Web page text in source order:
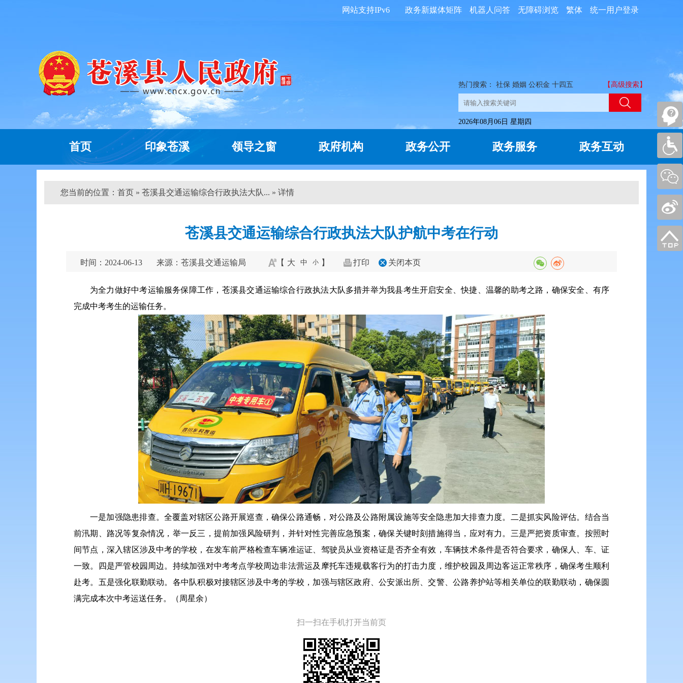
统一用户登录
繁体
无障碍浏览
机器人问答
政务新媒体矩阵
网站支持IPv6
热门搜索： 社保 婚姻 公积金 十四五 【高级搜索】
2026年08月06日 星期四
首页 印象苍溪 领导之窗 政府机构 政务公开 政务服务 政务互动
您当前的位置： 首页 » 苍溪县交通运输综合行政执法大队... » 详情
苍溪县交通运输综合行政执法大队护航中考在行动
时间：2024-06-13 来源：苍溪县交通运输局 【 大 中 小 】 打印 关闭本页
为全力做好中考运输服务保障工作，苍溪县交通运输综合行政执法大队多措并举为我县考生开启安全、快捷、温馨的助考之路，确保安全、有序
完成中考考生的运输任务。
一是加强隐患排查。全覆盖对辖区公路开展巡查，确保公路通畅，对公路及公路附属设施等安全隐患加大排查力度。二是抓实风险评估。结合当
前汛期、路况等复杂情况，举一反三，提前加强风险研判，并针对性完善应急预案，确保关键时刻措施得当，应对有力。三是严把资质审查。按照时
间节点，深入辖区涉及中考的学校，在发车前严格检查车辆准运证、驾驶员从业资格证是否齐全有效，车辆技术条件是否符合要求，确保人、车、证
一致。四是严管校园周边。持续加强对中考考点学校周边非法营运及摩托车违规载客行为的打击力度，维护校园及周边客运正常秩序，确保考生顺利
赴考。五是强化联勤联动。各中队积极对接辖区涉及中考的学校，加强与辖区政府、公安派出所、交警、公路养护站等相关单位的联勤联动，确保圆
满完成本次中考运送任务。（周星余）
扫一扫在手机打开当前页